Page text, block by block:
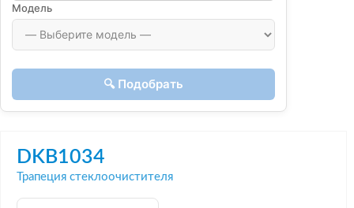
Модель
🔍 Подобрать
DKB1034
Трапеция стеклоочистителя